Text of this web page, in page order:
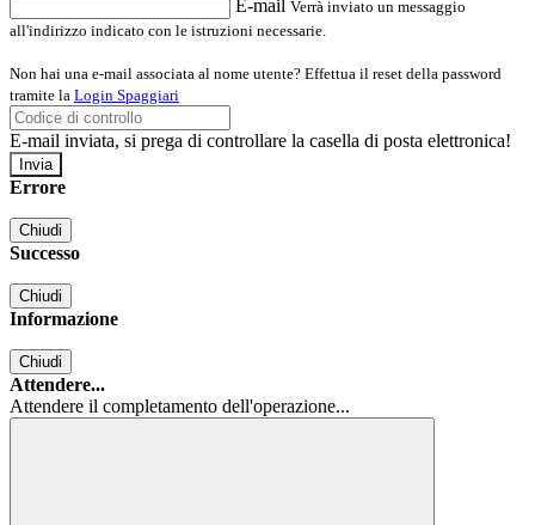
E-mail Verrà inviato un messaggio
all'indirizzo indicato con le istruzioni necessarie.
Non hai una e-mail associata al nome utente? Effettua il reset della password
tramite la Login Spaggiari
E-mail inviata, si prega di controllare la casella di posta elettronica!
Errore
Chiudi
Successo
Chiudi
Informazione
Chiudi
Attendere...
Attendere il completamento dell'operazione...